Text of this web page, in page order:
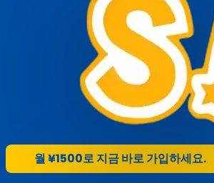
월 ¥1500로 지금 바로 가입하세요.